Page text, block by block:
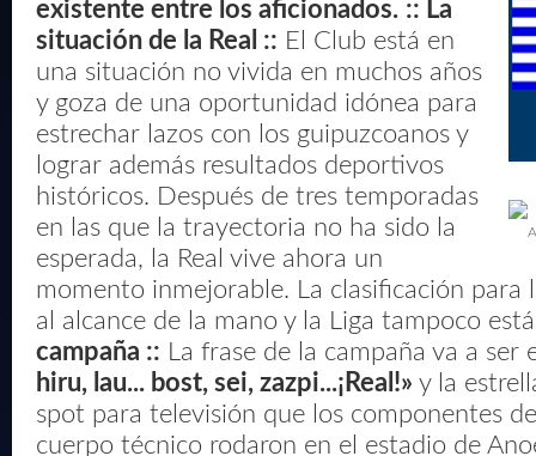
existente entre los aficionados. :: La
situación de la Real :: El Club está en
una situación no vivida en muchos años
y goza de una oportunidad idónea para
estrechar lazos con los guipuzcoanos y
lograr además resultados deportivos
históricos. Después de tres temporadas
en las que la trayectoria no ha sido la
esperada, la Real vive ahora un
momento inmejorable. La clasificación para
al alcance de la mano y la Liga tampoco
campaña :: La frase de la campaña va a ser
hiru, lau... bost, sei, zazpi...¡Real!» y la
spot para televisión que los componentes
cuerpo técnico rodaron en el estadio de